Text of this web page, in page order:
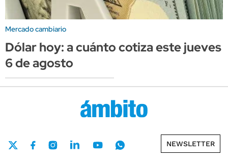
Mercado cambiario
Dólar hoy: a cuánto cotiza este jueves
6 de agosto
NEWSLETTER